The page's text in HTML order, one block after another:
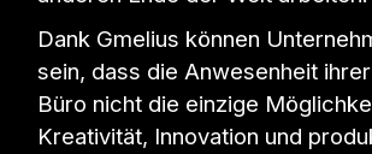
Dank Gmelius können
sein, dass die Anwesenheit
Büro nicht die einzige
Kreativität, Innovation und